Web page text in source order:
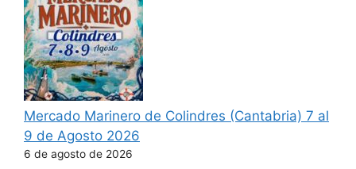
Mercado Marinero de Colindres (Cantabria) 7 al
9 de Agosto 2026
6 de agosto de 2026